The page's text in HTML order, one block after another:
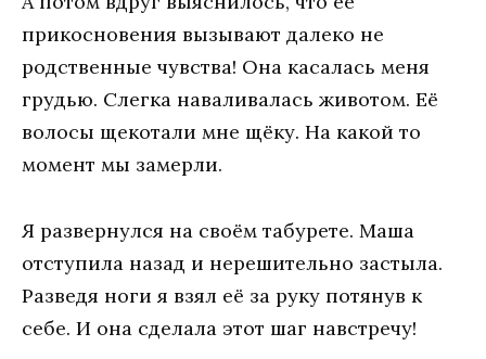
прикосновения вызывают далеко не
родственные чувства! Она касалась меня
грудью. Слегка наваливалась животом. Её
волосы щекотали мне щёку. На какой то
момент мы замерли.
Я развернулся на своём табурете. Маша
отступила назад и нерешительно застыла.
Разведя ноги я взял её за руку потянув к
себе. И она сделала этот шаг навстречу!